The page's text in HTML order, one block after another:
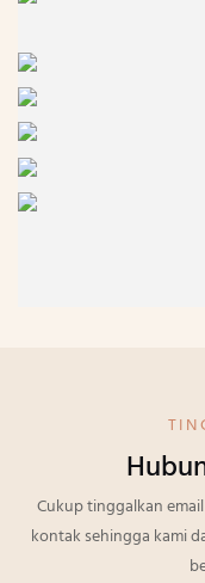
Cukup tinggalkan
kontak sehingga kami